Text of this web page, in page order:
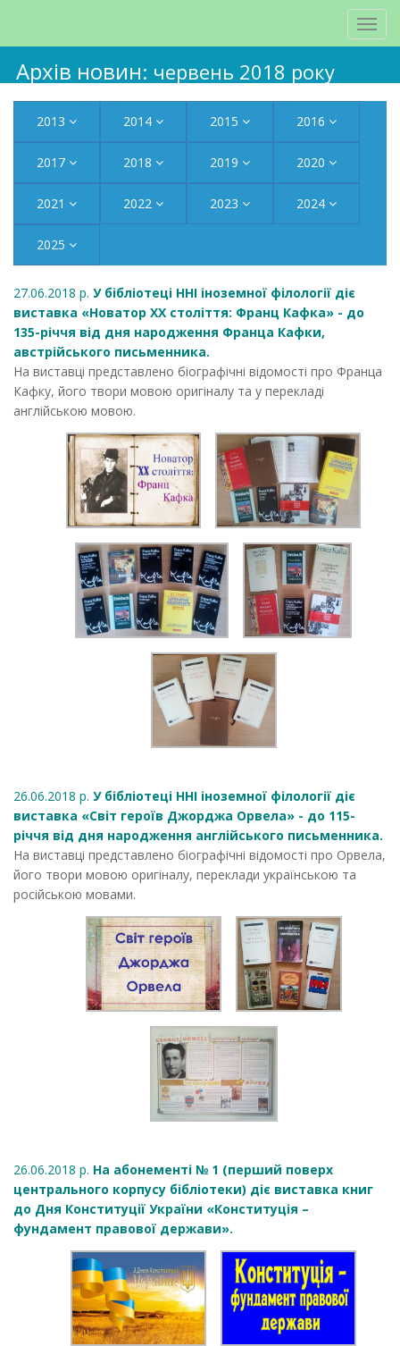
Архів новин: червень 2018 року
2013 2014 2015 2016
2017 2018 2019 2020
2021 2022 2023 2024
2025
27.06.2018 р. У бібліотеці ННІ іноземної філології діє
виставка «Новатор XX століття: Франц Кафка» - до
135-річчя від дня народження Франца Кафки,
австрійського письменника.
На виставці представлено біографічні відомості про Франца
Кафку, його твори мовою оригіналу та у перекладі
англійською мовою.
26.06.2018 р. У бібліотеці ННІ іноземної філології діє
виставка «Світ героїв Джорджа Орвела» - до 115-
річчя від дня народження англійського письменника.
На виставці представлено біографічні відомості про Орвела,
його твори мовою оригіналу, переклади українською та
російською мовами.
26.06.2018 р. На абонементі № 1 (перший поверх
центрального корпусу бібліотеки) діє виставка книг
до Дня Конституції України «Конституція –
фундамент правової держави».